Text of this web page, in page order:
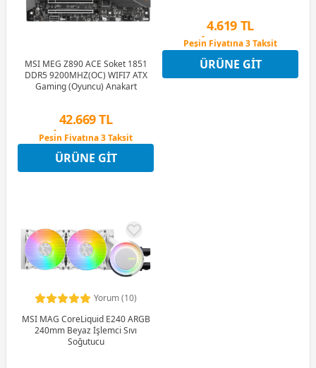
MSI MEG Z890 ACE Soket 1851
DDR5 9200MHZ(OC) WIFI7 ATX
Gaming (Oyuncu) Anakart
42.669 TL
Peşin Fiyatına 3 Taksit
12 Ay x 5.019 TL taksitle
Peşin Fiyatına 3 Taksit
ÜRÜNE GIT
4.619 TL
Peşin Fiyatına 3 Taksit
12 Ay x 543 TL taksitle
Peşin Fiyatına 3 Taksit
ÜRÜNE GIT
Yorum (10)
MSI MAG CoreLiquid E240 ARGB
240mm Beyaz İşlemci Sıvı
Soğutucu